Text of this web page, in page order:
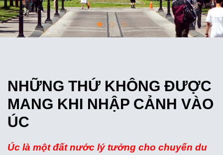
NHỮNG THỨ KHÔNG ĐƯỢC
MANG KHI NHẬP CẢNH VÀO
ÚC
Úc là một đất nước lý tưởng cho chuyến du